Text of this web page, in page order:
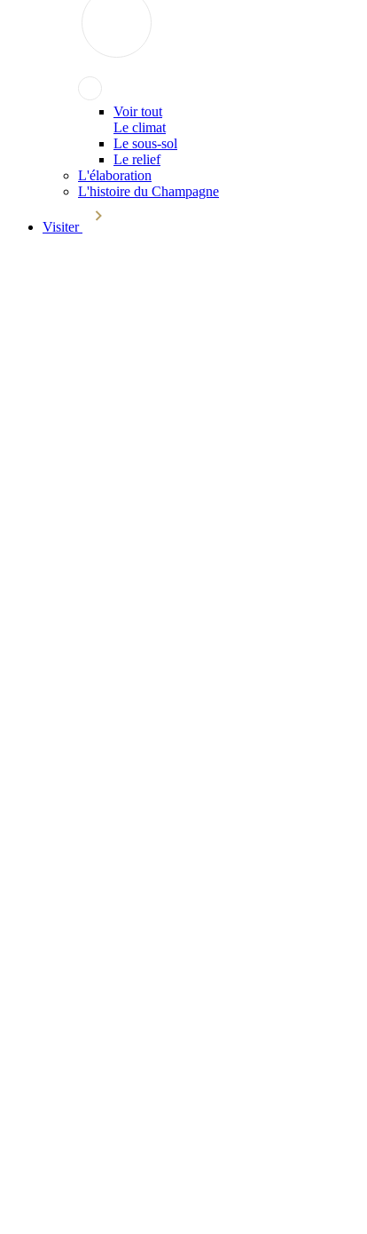
Voir tout
Le climat
Le sous-sol
Le relief
L'élaboration
L'histoire du Champagne
Visiter